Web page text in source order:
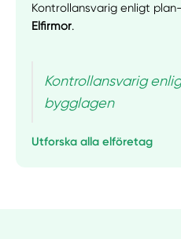
Kontrollansvarig enligt
Elfirmor.
Kontrollansvarig
bygglagen
Utforska alla elföretag